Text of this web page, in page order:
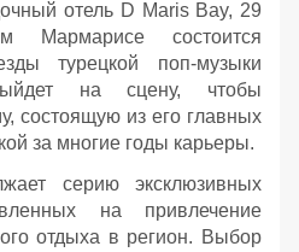
отель D Maris Bay, 29
Мармарисе состоится
турецкой поп-музыки
на сцену, чтобы
состоящую из его главных
за многие годы карьеры.
серию эксклюзивных
на привлечение
отдыха в регион. Выбор